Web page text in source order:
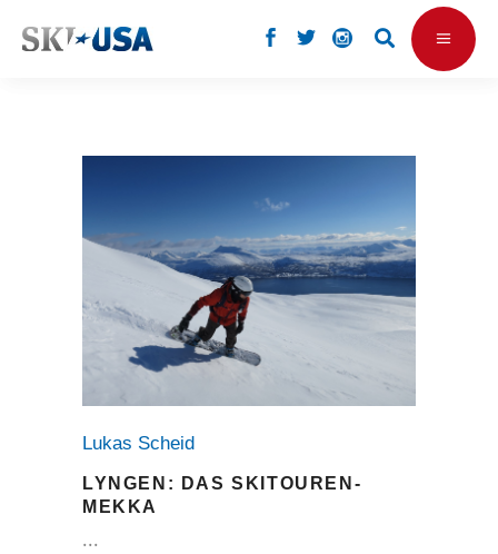
Lukas Scheid
LYNGEN: DAS SKITOUREN-
MEKKA